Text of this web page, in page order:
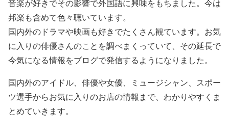
音楽が好きでその影響で外国語に興味をもちました。今は
邦楽も含めて色々聴いています。
国内外のドラマや映画も好きでたくさん観ています。お気
に入りの俳優さんのことを調べまくっていて、その延長で
今気になる情報をブログで発信するようになりました。
国内外のアイドル、俳優や女優、ミュージシャン、スポー
ツ選手からお気に入りのお店の情報まで、わかりやすくま
とめていきます。